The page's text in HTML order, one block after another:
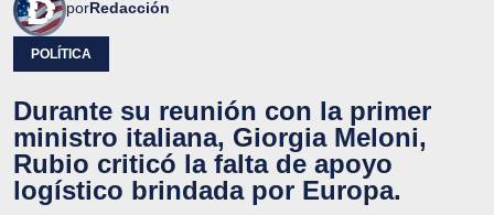
porRedacción
POLÍTICA
Durante su reunión con la primer
ministro italiana, Giorgia Meloni,
Rubio criticó la falta de apoyo
logístico brindada por Europa.